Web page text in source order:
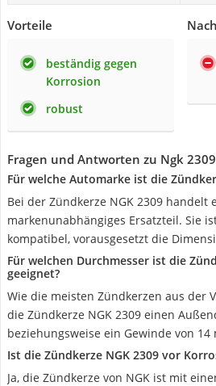
Vorteile
beständig gegen
Korrosion
robust
Fragen und Antworten zu Ngk 2309
Für welche Automarke ist die
Bei der Zündkerze NGK 2309 handelt
markenunabhängiges Ersatzteil. Sie
kompatibel, vorausgesetzt die
Für welchen Durchmesser ist die
geeignet?
Wie die meisten Zündkerzen aus der
die Zündkerze NGK 2309 einen
beziehungsweise ein Gewinde von 14
Ist die Zündkerze NGK 2309 vor
Ja, die Zündkerze von NGK ist mit